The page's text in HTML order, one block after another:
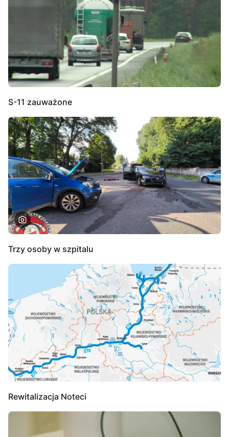
S-11 zauważone
Trzy osoby w szpitalu
Rewitalizacja Noteci